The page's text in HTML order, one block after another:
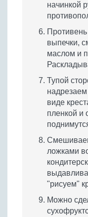
начинкой
выпечки,
маслом и
Тупой
виде
пленкой и
ложками
"рисуем"
Можно